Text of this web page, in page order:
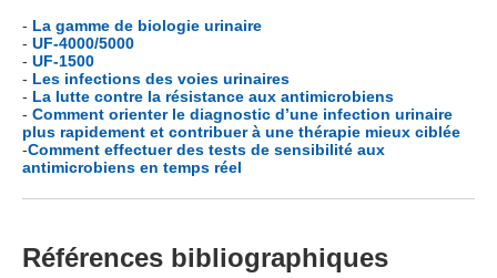
- La gamme de biologie urinaire
- UF-4000/5000
- UF-1500
- Les infections des voies urinaires
- La lutte contre la résistance aux antimicrobiens
- Comment orienter le diagnostic d’une infection urinaire
plus rapidement et contribuer à une thérapie mieux ciblée
-Comment effectuer des tests de sensibilité aux
antimicrobiens en temps réel
Références bibliographiques